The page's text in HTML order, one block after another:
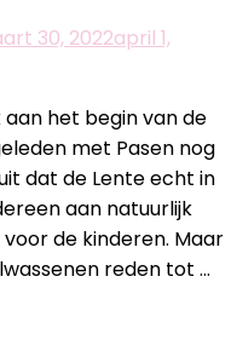
30, 2022april 1,
het begin van de
met Pasen nog
dat de Lente echt in
aan natuurlijk
de kinderen. Maar
reden tot …